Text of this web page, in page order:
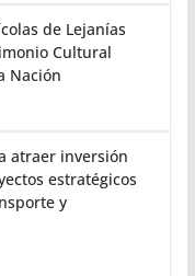
de Lejanías
Cultural
Nación
atraer inversión
estratégicos
y